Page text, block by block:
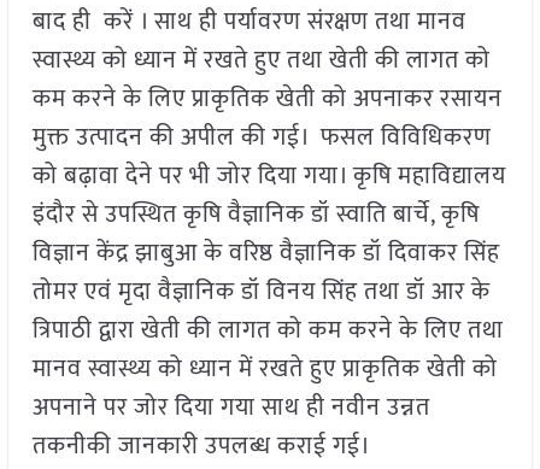
बाद ही करें । साथ ही पर्यावरण संरक्षण तथा मानव
स्वास्थ्य को ध्यान में रखते हुए तथा खेती की लागत को
कम करने के लिए प्राकृतिक खेती को अपनाकर रसायन
मुक्त उत्पादन की अपील की गई। फसल विविधिकरण
को बढ़ावा देने पर भी जोर दिया गया। कृषि महाविद्यालय
इंदौर से उपस्थित कृषि वैज्ञानिक डॉ स्वाति बार्चे, कृषि
विज्ञान केंद्र झाबुआ के वरिष्ठ वैज्ञानिक डॉ दिवाकर सिंह
तोमर एवं मृदा वैज्ञानिक डॉ विनय सिंह तथा डॉ आर के
त्रिपाठी द्वारा खेती की लागत को कम करने के लिए तथा
मानव स्वास्थ्य को ध्यान में रखते हुए प्राकृतिक खेती को
अपनाने पर जोर दिया गया साथ ही नवीन उन्नत
तकनीकी जानकारी उपलब्ध कराई गई।